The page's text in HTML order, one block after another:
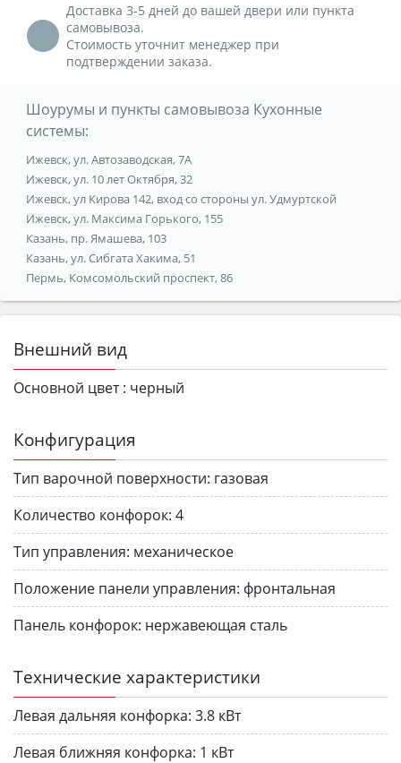
Доставка 3-5 дней до вашей двери или пункта
самовывоза.
Стоимость уточнит менеджер при
подтверждении заказа.
Шоурумы и пункты самовывоза Кухонные
системы:
Ижевск, ул. Автозаводская, 7А
Ижевск, ул. 10 лет Октября, 32
Ижевск, ул Кирова 142, вход со стороны ул. Удмуртской
Ижевск, ул. Максима Горького, 155
Казань, пр. Ямашева, 103
Казань, ул. Сибгата Хакима, 51
Пермь, Комсомольский проспект, 86
Внешний вид
Основной цвет : черный
Конфигурация
Тип варочной поверхности: газовая
Количество конфорок: 4
Тип управления: механическое
Положение панели управления: фронтальная
Панель конфорок: нержавеющая сталь
Технические характеристики
Левая дальняя конфорка: 3.8 кВт
Левая ближняя конфорка: 1 кВт